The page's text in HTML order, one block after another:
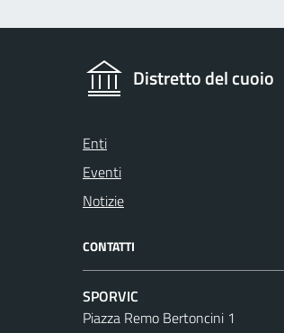
Distretto del cuoio
Enti
Eventi
Notizie
CONTATTI
SPORVIC
Piazza Remo Bertoncini 1